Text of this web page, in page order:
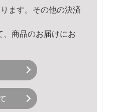
ます。その他の決済
商品のお届けにお